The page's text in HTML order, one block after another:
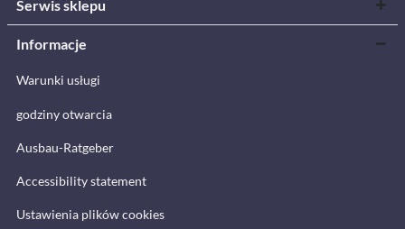
Serwis sklepu
Informacje
Warunki usługi
godziny otwarcia
Ausbau-Ratgeber
Accessibility statement
Ustawienia plików cookies